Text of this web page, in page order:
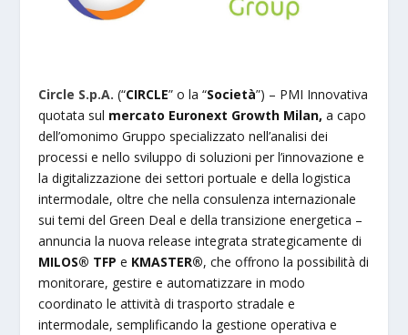
Circle S.p.A. (“CIRCLE” o la “Società”) – PMI Innovativa
quotata sul mercato Euronext Growth Milan, a capo
dell’omonimo Gruppo specializzato nell’analisi dei
processi e nello sviluppo di soluzioni per l’innovazione e
la digitalizzazione dei settori portuale e della logistica
intermodale, oltre che nella consulenza internazionale
sui temi del Green Deal e della transizione energetica –
annuncia la nuova release integrata strategicamente di
MILOS® TFPe KMASTER®, che offrono la possibilità di
monitorare, gestire e automatizzare in modo
coordinato le attività di trasporto stradale e
intermodale, semplificando la gestione operativa e